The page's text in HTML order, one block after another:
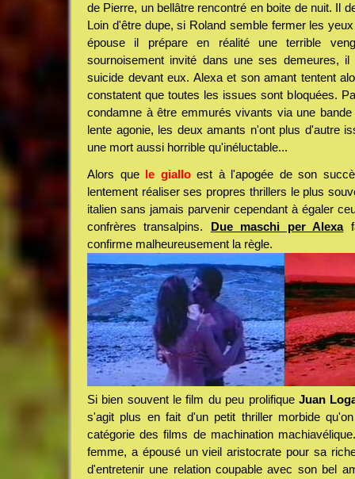
de Pierre, un bellâtre rencontré en boite de nuit. Il
Loin d'être dupe, si Roland semble fermer les
épouse il prépare en réalité une terrible
sournoisement invité dans une ses demeures,
suicide devant eux. Alexa et son amant tentent
constatent que toutes les issues sont bloquées.
condamne à être emmurés vivants via une
lente agonie, les deux amants n'ont plus d'autre
une mort aussi horrible qu'inéluctable...
Alors que le gialloest à l'apogée de son
lentement réaliser ses propres thrillers le plus
italien sans jamais parvenir cependant à égaler
confrères transalpins. Due maschi per Alexa
confirme malheureusement la règle.
Si bien souvent le film du peu prolifique Juan
s'agit plus en fait d'un petit thriller morbide
catégorie des films de machination
femme, a épousé un vieil aristocrate pour sa
d'entretenir une relation coupable avec son bel